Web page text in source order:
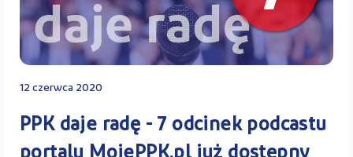
Kontakt
12 czerwca 2020
PPK daje radę - 7 odcinek podcastu